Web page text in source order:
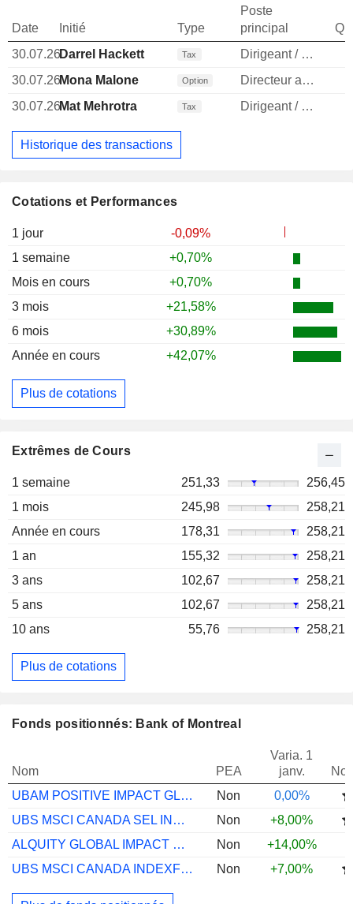
Cotations et Performances
1 jour
-0,09%
1 semaine
+0,70%
Mois en cours
+0,70%
3 mois
+21,58%
6 mois
+30,89%
Année en cours
+42,07%
Plus de cotations
Extrêmes de Cours
1 semaine 251,33
256,45
1 mois
245,98
258,21
Année en cours
178,31
258,21
1 an
155,32
258,21
3 ans
102,67
258,21
5 ans
102,67
258,21
10 ans
55,76 258,21
Plus de cotations
Date Initié Type
Poste
principal
30.07.26Darrel Hackett Tax
Dirigeant / cadre principal
30.07.26Mona Malone Option
Directeur administratif
30.07.26Mat Mehrotra Tax Dirigeant / cadre principal
Historique des transactions
Fonds positionnés: Bank of Montreal
Nom PEA
Varia. 1
janv.
UBAM POSITIVE IMPACT GLOBAL EQ IPC EUR
Non
0,00%
UBS MSCI CANADA SEL INDEXF CAD I-A ACC
Non
+8,00%
ALQUITY GLOBAL IMPACT USD Y
Non
+14,00%
UBS MSCI CANADA INDEXF CAD I-B ACC
Non +7,00%